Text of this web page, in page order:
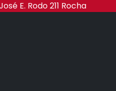
E. Rodo 211 Rocha